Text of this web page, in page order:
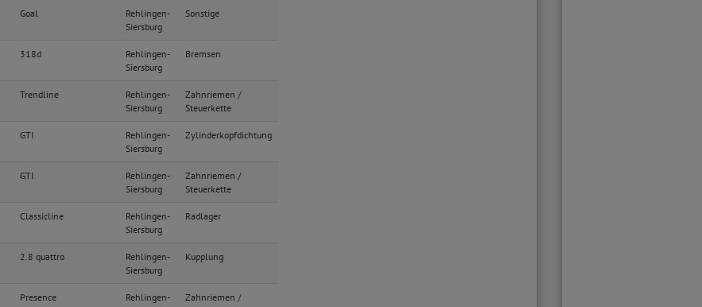
Goal
Rehlingen-
Siersburg
Sonstige
318d
Rehlingen-
Siersburg
Bremsen
Trendline
Rehlingen-
Siersburg
Zahnriemen /
Steuerkette
GTI
Rehlingen-
Siersburg
Zylinderkopfdichtung
GTI
Rehlingen-
Siersburg
Zahnriemen /
Steuerkette
Classicline
Rehlingen-
Siersburg
Radlager
2.8 quattro
Rehlingen-
Siersburg
Kupplung
Presence
Rehlingen-
Zahnriemen /